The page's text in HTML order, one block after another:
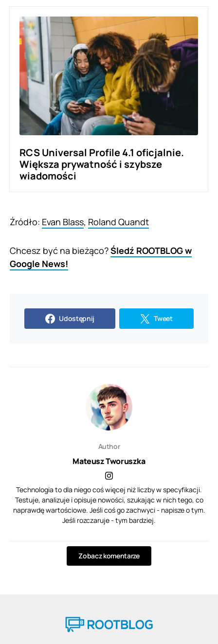
RCS Universal Profile 4.1 oficjalnie.
Większa prywatność i szybsze
wiadomości
Źródło: Evan Blass, Roland Quandt
Chcesz być na bieżąco?Śledź ROOTBLOG w
Google News!
Udostępnij Tweet
Author
Mateusz Tworuszka
Technologia to dla niego coś więcej niż liczby w specyfikacji.
Testuje, analizuje i opisuje nowości, szukając w nich tego, co
naprawdę wartościowe. Jeśli coś go zachwyci - napisze o tym.
Jeśli rozczaruje - tym bardziej.
Zobacz komentarze